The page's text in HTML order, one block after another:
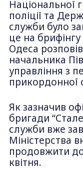
Національної
поліції та
служби було
це на
Одеса
начальника
управління з
прикордонної
Як зазначив
бригади
служби вже
Міністерства
продовжити
квітня.